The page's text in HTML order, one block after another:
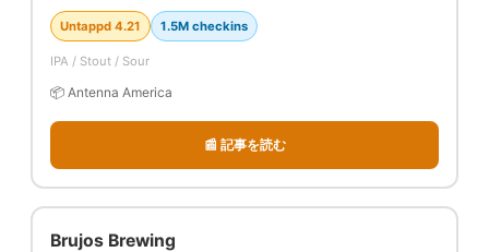
Untappd 4.21 1.5M checkins
IPA / Stout / Sour
📦 Antenna America
📰 記事を読む
Brujos Brewing